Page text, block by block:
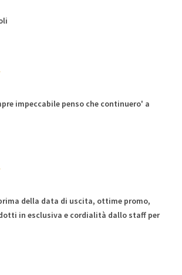
impeccabile penso che continuero' a
della data di uscita, ottime promo,
in esclusiva e cordialità dallo staff per